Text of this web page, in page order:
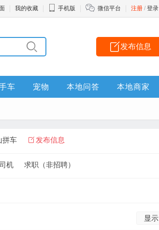
注册 / 登录
我的收藏 手机版 微信平台
发布信息
车 宠物 本地问答 本地商家
拼车 发布信息
机 求职（非招聘）
显示